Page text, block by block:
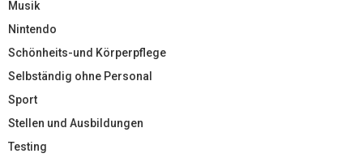
Musik
Nintendo
Schönheits-und Körperpflege
Selbständig ohne Personal
Sport
Stellen und Ausbildungen
Testing